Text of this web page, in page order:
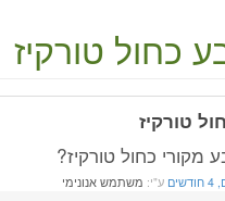
כחול טורקיז
טורקיז
מקורי כחול טורקיז?
ע"י: משתמש אנונימי